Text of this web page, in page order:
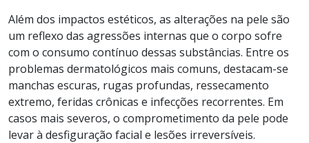
Além dos impactos estéticos, as alterações na pele são
um reflexo das agressões internas que o corpo sofre
com o consumo contínuo dessas substâncias. Entre os
problemas dermatológicos mais comuns, destacam-se
manchas escuras, rugas profundas, ressecamento
extremo, feridas crônicas e infecções recorrentes. Em
casos mais severos, o comprometimento da pele pode
levar à desfiguração facial e lesões irreversíveis.